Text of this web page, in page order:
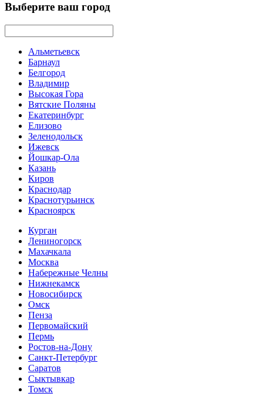
Выберите ваш город
Альметьевск
Барнаул
Белгород
Владимир
Высокая Гора
Вятские Поляны
Екатеринбург
Елизово
Зеленодольск
Ижевск
Йошкар-Ола
Казань
Киров
Краснодар
Краснотурьинск
Красноярск
Курган
Лениногорск
Махачкала
Москва
Набережные Челны
Нижнекамск
Новосибирск
Омск
Пенза
Первомайский
Пермь
Ростов-на-Дону
Санкт-Петербург
Саратов
Сыктывкар
Томск